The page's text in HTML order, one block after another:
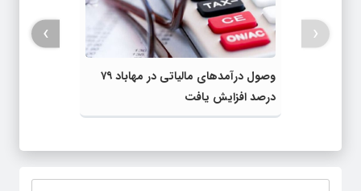
وصول درآمد‌های مالیاتی در مهاباد ۷۹
درصد افزایش یافت
‹
›